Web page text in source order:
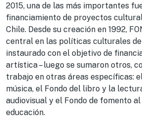
2015, una de las más importantes
financiamiento de proyectos
Chile. Desde su creación en 1992,
central en las políticas culturales
instaurado con el objetivo de
artística – luego se sumaron otros,
trabajo en otras áreas específicas:
música, el Fondo del libro y la
audiovisual y el Fondo de fomento
educación.